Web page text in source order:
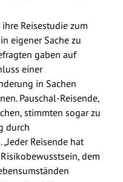
Reisestudie zum
eigener Sache zu
gaben auf
einer
in Sachen
Pauschal-Reisende,
stimmten sogar zu
durch
Reisende hat
dem